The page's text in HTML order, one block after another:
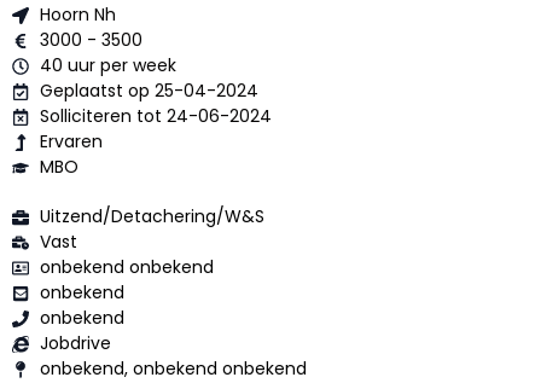
Hoorn Nh
3000 - 3500
40 uur per week
Geplaatst op 25-04-2024
Solliciteren tot 24-06-2024
Ervaren
MBO
Uitzend/Detachering/W&S
Vast
onbekend onbekend
onbekend
onbekend
Jobdrive
onbekend, onbekend onbekend